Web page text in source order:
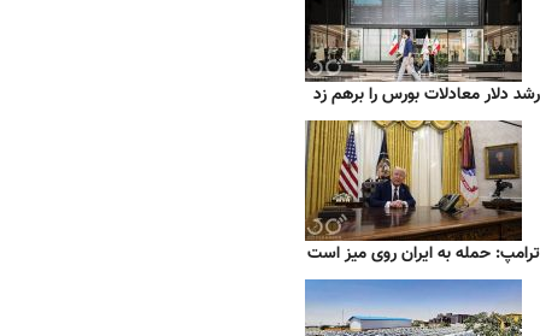
رشد دلار معادلات بورس را برهم زد
ترامپ: حمله به ایران روی میز است